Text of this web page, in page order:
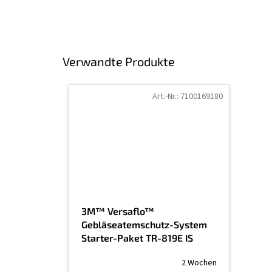
Verwandte Produkte
3M™ Versaflo™
Gebläseatemschutz-System
Starter-Paket TR-819E IS
2 Wochen
Art.-Nr.: 7100169180